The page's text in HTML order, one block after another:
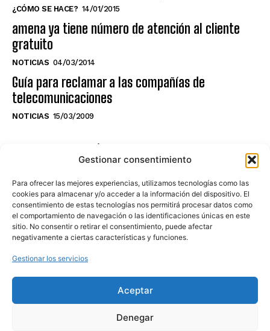
Gestionar consentimiento
Para ofrecer las mejores experiencias, utilizamos tecnologías como las
cookies para almacenar y/o acceder a la información del dispositivo. El
consentimiento de estas tecnologías nos permitirá procesar datos como
el comportamiento de navegación o las identificaciones únicas en este
sitio. No consentir o retirar el consentimiento, puede afectar
negativamente a ciertas características y funciones.
Gestionar los servicios
Aceptar
Denegar
¿CÓMO SE HACE? 14/01/2015
amena ya tiene número de atención al cliente
gratuito
NOTICIAS 04/03/2014
Guía para reclamar a las compañías de
telecomunicaciones
NOTICIAS 15/03/2009
NO TE PIERDAS LO ÚLTIMO DEL CANAL
Haz clic en «Estoy de acuerdo» para
activar Youtube
POLÍTICA DE COOKIES